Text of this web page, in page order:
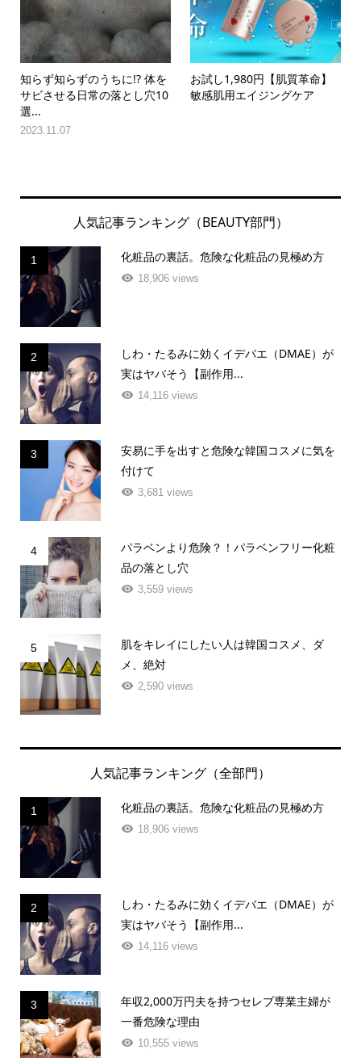
知らず知らずのうちに!? 体を
サビさせる日常の落とし穴10
選...
2023.11.07
お試し1,980円【肌質革命】
敏感肌用エイジングケア
人気記事ランキング（BEAUTY部門）
1 化粧品の裏話。危険な化粧品の見極め方
18,906 views
2
しわ・たるみに効くイデバエ（DMAE）が
実はヤバそう【副作用...
14,116 views
3
安易に手を出すと危険な韓国コスメに気を
付けて
3,681 views
4
パラベンより危険？！パラベンフリー化粧
品の落とし穴
3,559 views
5
肌をキレイにしたい人は韓国コスメ、ダ
メ、絶対
2,590 views
人気記事ランキング（全部門）
1 化粧品の裏話。危険な化粧品の見極め方
18,906 views
2
しわ・たるみに効くイデバエ（DMAE）が
実はヤバそう【副作用...
14,116 views
3
年収2,000万円夫を持つセレブ専業主婦が
一番危険な理由
10,555 views